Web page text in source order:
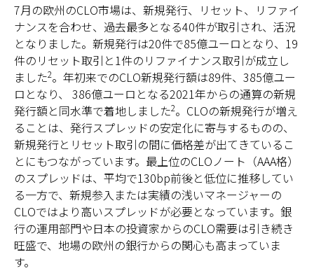
7月の欧州のCLO市場は、新規発行、リセット、リファイ
ナンスを合わせ、過去最多となる40件が取引され、活況
となりました。新規発行は20件で85億ユーロとなり、19
件のリセット取引と1件のリファイナンス取引が成立し
ました2。年初来でのCLO新規発行額は89件、385億ユー
ロとなり、 386億ユーロとなる2021年からの通算の新規
発行額と同水準で着地しました2。CLOの新規発行が増え
ることは、発行スプレッドの安定化に寄与するものの、
新規発行とリセット取引の間に価格差が出てきているこ
とにもつながっています。最上位のCLOノート（AAA格）
のスプレッドは、平均で130bp前後と低位に推移してい
る一方で、新規参入または実績の浅いマネージャーの
CLOではより高いスプレッドが必要となっています。銀
行の運用部門や日本の投資家からのCLO需要は引き続き
旺盛で、地場の欧州の銀行からの関心も高まっていま
す。